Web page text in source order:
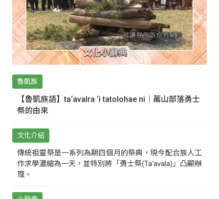
魯凱族
【魯凱族語】ta‘avalra ‘i tatolohae ni｜萬山部落勇士
祭的由來
文化介紹
傳統祖靈祭是一系列為期四個月的祭典，現今配合族人工
作求學濃縮為一天，並特別將「勇士祭(Ta‘avala)」凸顯辦
理。